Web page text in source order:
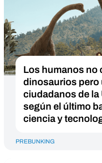
Los humanos no
dinosaurios pero
ciudadanos de la
según el último
ciencia y
PREBUNKING